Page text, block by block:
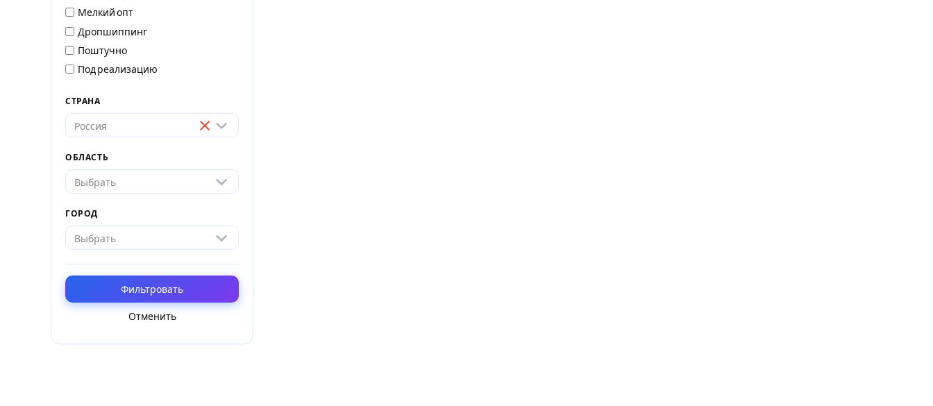
Мелкий опт
Дропшиппинг
Поштучно
Под реализацию
СТРАНА
Россия
ОБЛАСТЬ
Выбрать
ГОРОД
Выбрать
Фильтровать
Отменить